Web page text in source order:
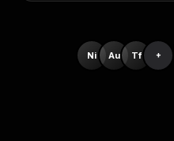
Ni Au Tf +